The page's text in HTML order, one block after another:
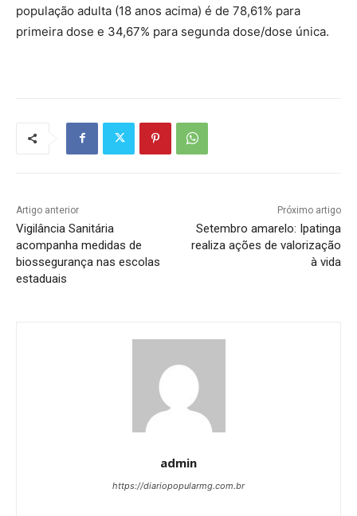
população adulta (18 anos acima) é de 78,61% para
primeira dose e 34,67% para segunda dose/dose única.
Artigo anterior
Vigilância Sanitária
acompanha medidas de
biossegurança nas escolas
estaduais
Próximo artigo
Setembro amarelo: Ipatinga
realiza ações de valorização
à vida
admin
https://diariopopularmg.com.br